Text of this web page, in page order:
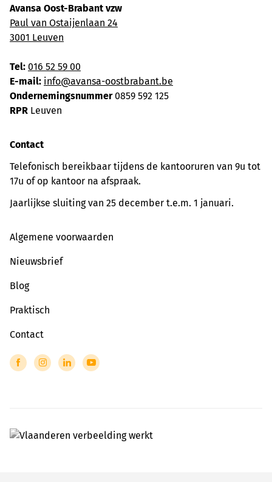
Avansa Oost-Brabant vzw
Paul van Ostaijenlaan 24
3001 Leuven
Tel: 016 52 59 00
E-mail: info@avansa-oostbrabant.be
Ondernemingsnummer0859 592 125
RPR Leuven
Contact
Telefonisch bereikbaar tijdens de kantooruren van 9u tot
17u of op kantoor na afspraak.
Jaarlijkse sluiting van 25 december t.e.m. 1 januari.
Algemene voorwaarden
Nieuwsbrief
Blog
Praktisch
Contact